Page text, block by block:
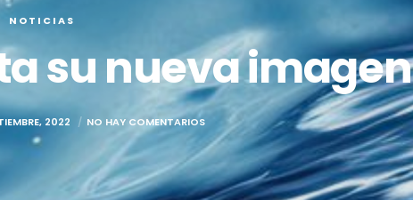
NOTICIAS
su nueva imagen
2022 NO HAY COMENTARIOS